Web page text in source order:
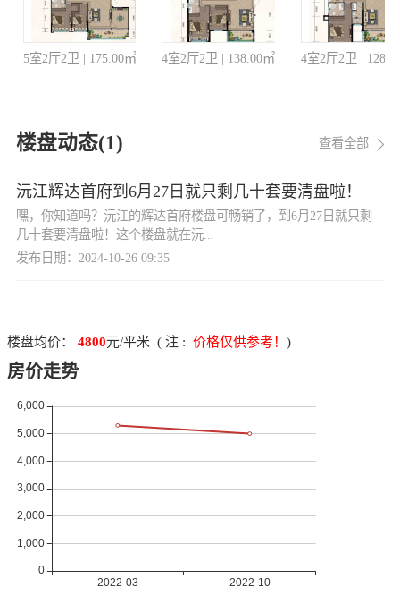
5室2厅2卫 | 175.00㎡ 4室2厅2卫 | 138.00㎡ 4室2厅2卫 |
楼盘动态(1) 查看全部
沅江辉达首府到6月27日就只剩几十套要清盘啦！
嘿，你知道吗？沅江的辉达首府楼盘可畅销了，到6月27日就只剩
几十套要清盘啦！这个楼盘就在沅...
发布日期：2024-10-26 09:35
楼盘均价：4800元/平米 ( 注 :价格仅供参考！)
房价走势